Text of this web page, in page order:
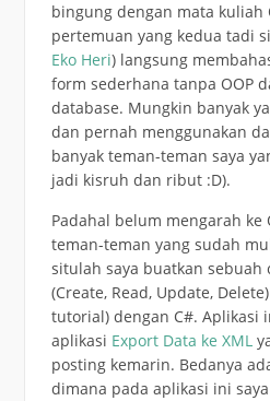
bingung dengan mata kuliah
pertemuan yang kedua tadi
Eko Heri) langsung
form sederhana tanpa OOP
database. Mungkin banyak
dan pernah menggunakan
banyak teman-teman saya
jadi kisruh dan ribut :D).
Padahal belum mengarah ke
teman-teman yang sudah
situlah saya buatkan sebuah
(Create, Read, Update,
tutorial) dengan C#. Aplikasi
aplikasi Export Data ke XML
posting kemarin. Bedanya
dimana pada aplikasi ini